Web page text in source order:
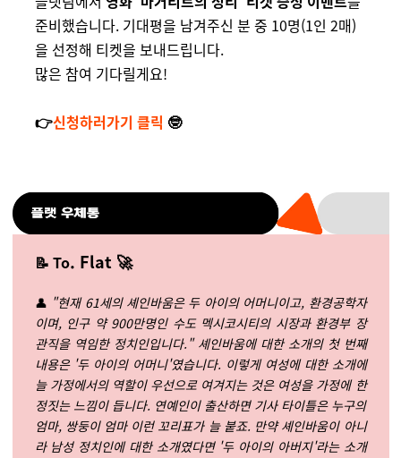
준비했습니다. 기대평을 남겨주신 분 중 10명(1인 2매)
을 선정해 티켓을 보내드립니다.
많은 참여 기다릴게요!
👉신청하러가기 클릭 🤓
📝 To. Flat 🚀
👤 "현재 61세의 셰인바움은 두 아이의 어머니이고, 환경공학자
이며, 인구 약 900만명인 수도 멕시코시티의 시장과 환경부 장
관직을 역임한 정치인입니다." 셰인바움에 대한 소개의 첫 번째
내용은 '두 아이의 어머니'였습니다. 이렇게 여성에 대한 소개에
늘 가정에서의 역할이 우선으로 여겨지는 것은 여성을 가정에 한
정짓는 느낌이 듭니다. 연예인이 출산하면 기사 타이틀은 누구의
엄마, 쌍둥이 엄마 이런 꼬리표가 늘 붙죠. 만약 셰인바움이 아니
라 남성 정치인에 대한 소개였다면 '두 아이의 아버지'라는 소개